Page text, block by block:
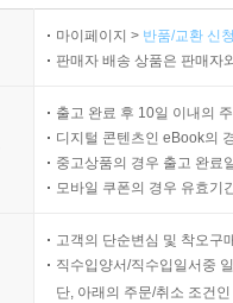
마이페이지 > 반품/교환 신
판매자 배송 상품은 판매자
출고 완료 후 10일 이내의
디지털 콘텐츠인 eBook의
중고상품의 경우 출고 완료
모바일 쿠폰의 경우 유효기
고객의 단순변심 및 착오구
직수입양서/직수입일서중
단, 아래의 주문/취소 조건